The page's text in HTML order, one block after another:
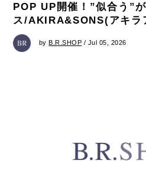
POP UP開催！”似合う”
ス/AKIRA&SONS(アキラ
byB.R.SHOP / Jul 05, 2026